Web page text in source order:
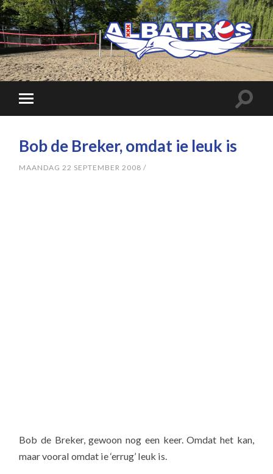
Bob de Breker, omdat ie leuk is
MAANDAG 22 SEPTEMBER 2008 /
Bob de Breker, gewoon nog een keer. Omdat het kan,
maar vooral omdat ie ‘errug’ leuk is.